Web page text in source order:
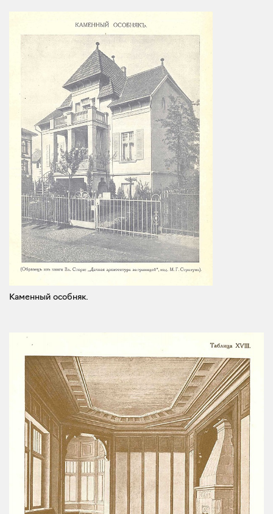
Каменный особняк.